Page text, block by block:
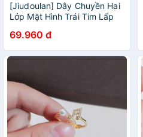
[Jiudoulan] Dây Chuyền Hai
Lớp Mặt Hình Trái Tim Lấp
Hàn Quốc Cho Nữ
69.960 đ